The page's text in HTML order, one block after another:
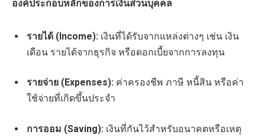
องค์ประกอบหลักของการเงินส่วนบุคคล
รายได้ (Income): เงินที่ได้รับจากแหล่งต่างๆ เช่น เงิน
เดือน รายได้จากธุรกิจ หรือดอกเบี้ยจากการลงทุน
รายจ่าย (Expenses): ค่าครองชีพ ภาษี หนี้สิน หรือค่า
ใช้จ่ายที่เกิดขึ้นประจำ
การออม (Saving): เงินที่กันไว้สำหรับอนาคตหรือเหตุ